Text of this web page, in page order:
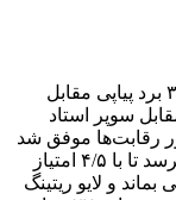
مقصودلو، ستاره یکه تاز جدول رقابتها، بعد از ۳ برد پیاپی مقابل
سوپر استاد
رقابت‌ها موفق شد
در برابر ریچارد راپورت مجارستانی به برتری برسد تا با ۴/۵ امتیاز
و لایو ریتینگ